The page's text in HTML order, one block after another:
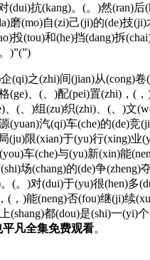
(dui)抗(kang)。(。)然(ran)后
磨(mo)自(zi)己(ji)的(de)技(ji)
投(tou)和(he)挡(dang)拆
)”(”)
之(zhi)间(jian)从(cong)卷
(ge)、(、)配(pei)置(zhi)，(，
、(、)组(zu)织(zhi)、(、)文
(yuan)汽(qi)车(che)的(de)竞
(ju)限(xian)于(yu)行(xing)业
车(che)与(yu)新(xin)能
场(chang)的(de)争(zheng)
(。)对(dui)于(yu)很(hen)多
(，)能(neng)否(fou)继(ji)续
(shang)都(dou)是(shi)一(yi)
平凡全集免费观看。